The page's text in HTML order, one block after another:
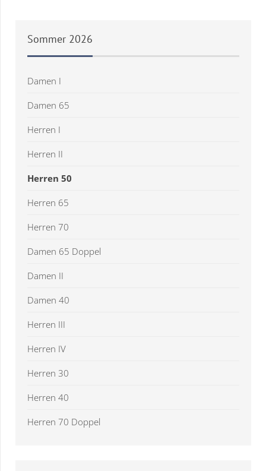
Sommer 2026
Damen I
Damen 65
Herren I
Herren II
Herren 50
Herren 65
Herren 70
Damen 65 Doppel
Damen II
Damen 40
Herren III
Herren IV
Herren 30
Herren 40
Herren 70 Doppel